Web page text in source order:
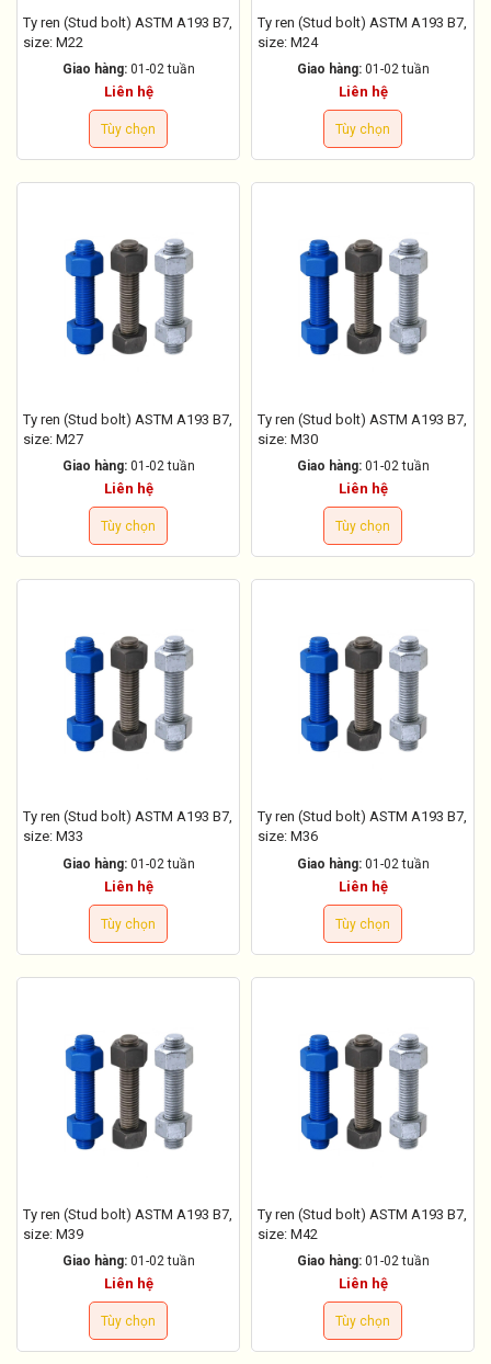
Ty ren (Stud bolt) ASTM A193 B7,
size: M22
Giao hàng: 01-02 tuần
Liên hệ
Tùy chọn
Ty ren (Stud bolt) ASTM A193 B7,
size: M24
Giao hàng: 01-02 tuần
Liên hệ
Tùy chọn
Ty ren (Stud bolt) ASTM A193 B7,
size: M27
Giao hàng: 01-02 tuần
Liên hệ
Tùy chọn
Ty ren (Stud bolt) ASTM A193 B7,
size: M30
Giao hàng: 01-02 tuần
Liên hệ
Tùy chọn
Ty ren (Stud bolt) ASTM A193 B7,
size: M33
Giao hàng: 01-02 tuần
Liên hệ
Tùy chọn
Ty ren (Stud bolt) ASTM A193 B7,
size: M36
Giao hàng: 01-02 tuần
Liên hệ
Tùy chọn
Ty ren (Stud bolt) ASTM A193 B7,
size: M39
Giao hàng: 01-02 tuần
Liên hệ
Tùy chọn
Ty ren (Stud bolt) ASTM A193 B7,
size: M42
Giao hàng: 01-02 tuần
Liên hệ
Tùy chọn